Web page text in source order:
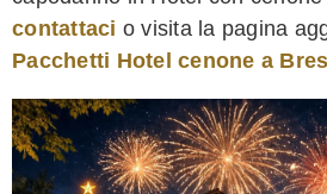
contattaci o visita la pagina
Pacchetti Hotel cenone a